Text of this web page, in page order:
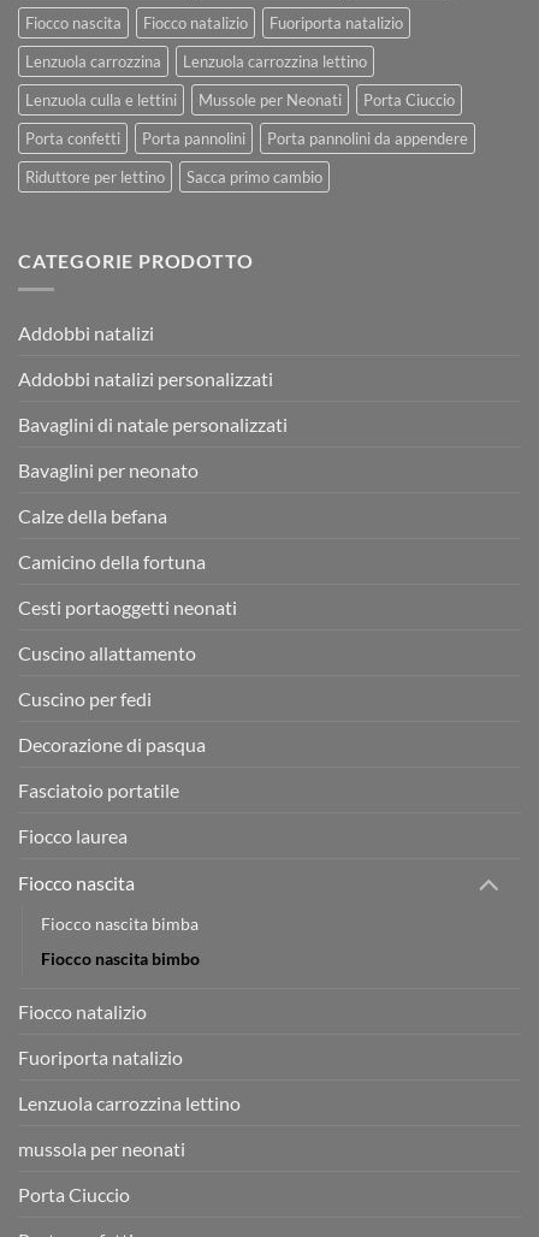
Fiocco nascita
Fiocco natalizio
Fuoriporta natalizio
Lenzuola carrozzina
Lenzuola carrozzina lettino
Lenzuola culla e lettini
Mussole per Neonati
Porta Ciuccio
Porta confetti
Porta pannolini
Porta pannolini da appendere
Riduttore per lettino
Sacca primo cambio
CATEGORIE PRODOTTO
Addobbi natalizi
Addobbi natalizi personalizzati
Bavaglini di natale personalizzati
Bavaglini per neonato
Calze della befana
Camicino della fortuna
Cesti portaoggetti neonati
Cuscino allattamento
Cuscino per fedi
Decorazione di pasqua
Fasciatoio portatile
Fiocco laurea
Fiocco nascita
Fiocco nascita bimba
Fiocco nascita bimbo
Fiocco natalizio
Fuoriporta natalizio
Lenzuola carrozzina lettino
mussola per neonati
Porta Ciuccio